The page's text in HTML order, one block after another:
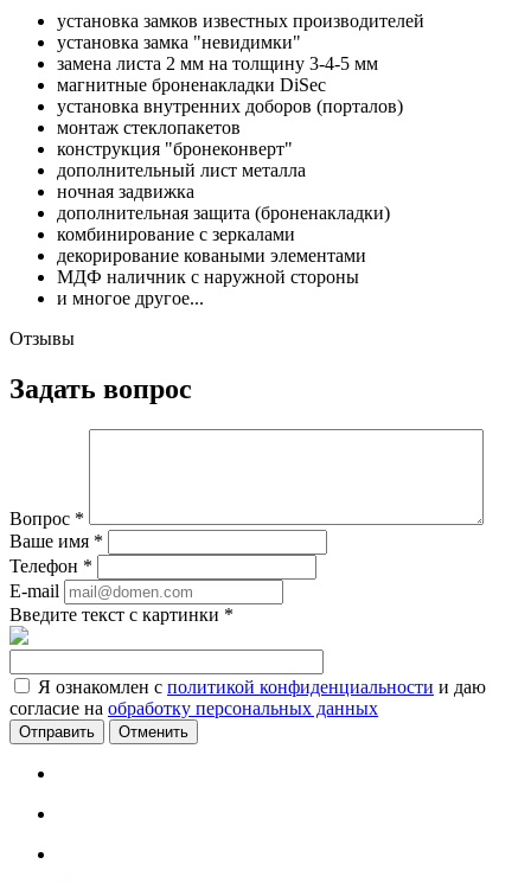
установка замков известных производителей
установка замка "невидимки"
замена листа 2 мм на толщину 3-4-5 мм
магнитные броненакладки DiSec
установка внутренних доборов (порталов)
монтаж стеклопакетов
конструкция "бронеконверт"
дополнительный лист металла
ночная задвижка
дополнительная защита (броненакладки)
комбинирование с зеркалами
декорирование коваными элементами
МДФ наличник с наружной стороны
и многое другое...
Отзывы
Задать вопрос
Вопрос *
Ваше имя *
Телефон *
E-mail
Введите текст с картинки *
Я ознакомлен с политикой конфиденциальности и даю
согласие на обработку персональных данных
Отменить